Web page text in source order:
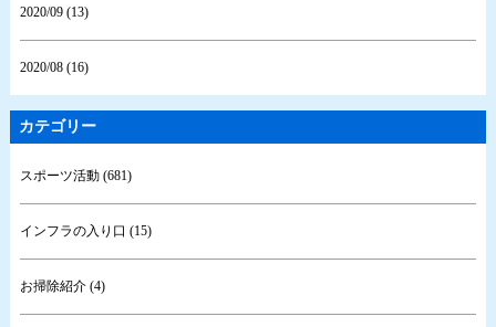
2020/09 (13)
2020/08 (16)
カテゴリー
スポーツ活動 (681)
インフラの入り口 (15)
お掃除紹介 (4)